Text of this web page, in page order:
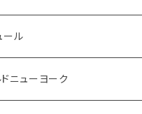
ール
ニューヨーク